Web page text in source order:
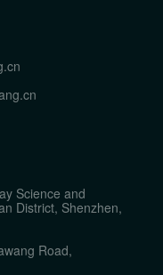
Science and
District, Shenzhen,
Road,